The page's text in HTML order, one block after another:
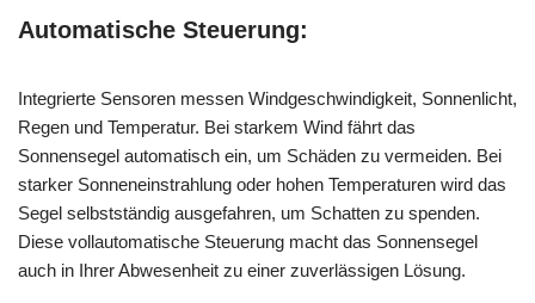
Automatische Steuerung:
Integrierte Sensoren messen Windgeschwindigkeit, Sonnenlicht,
Regen und Temperatur. Bei starkem Wind fährt das
Sonnensegel automatisch ein, um Schäden zu vermeiden. Bei
starker Sonneneinstrahlung oder hohen Temperaturen wird das
Segel selbstständig ausgefahren, um Schatten zu spenden.
Diese vollautomatische Steuerung macht das Sonnensegel
auch in Ihrer Abwesenheit zu einer zuverlässigen Lösung.